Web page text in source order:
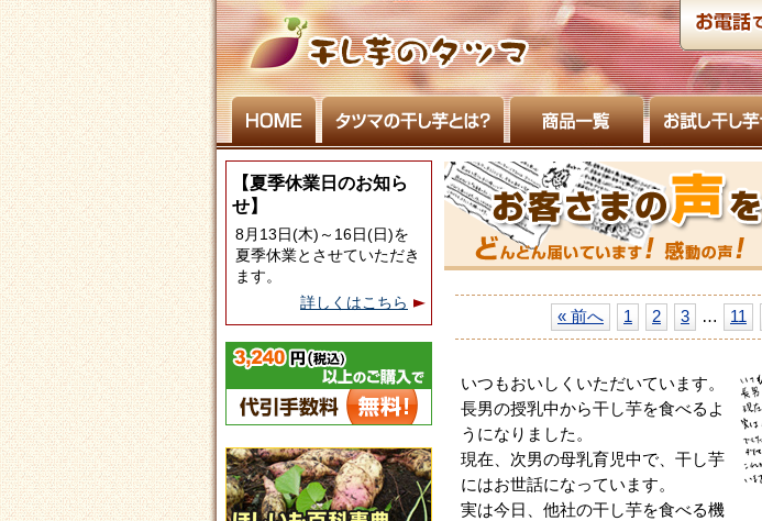
【夏季休業日のお知ら
せ】
8月13日(木)～16日(日)を
夏季休業とさせていただき
ます。
詳しくはこちら
« 前へ 1 2 3 … 11
いつもおいしくいただいています。
長男の授乳中から干し芋を食べるよ
うになりました。
現在、次男の母乳育児中で、干し芋
にはお世話になっています。
実は今日、他社の干し芋を食べる機